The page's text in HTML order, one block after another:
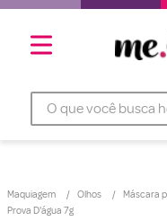
O que você busca
Maquiagem Olhos Máscara
Prova D'água 7g